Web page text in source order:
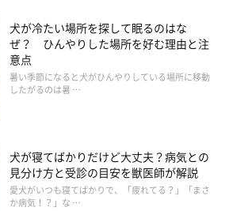
犬が冷たい場所を探して眠るのはな
ぜ？ ひんやりした場所を好む理由と注
意点
暑い季節になると犬がひんやりしている場所に移動
したがるのは暑 …
犬が寝てばかりだけど大丈夫？病気との
見分け方と受診の目安を獣医師が解説
愛犬がいつも寝てばかりで、「疲れてる？」「まさ
か病気！？」な …